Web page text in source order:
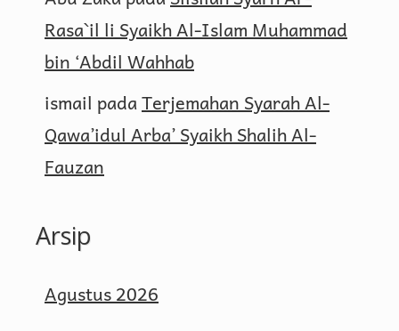
Rasa`il li Syaikh Al-Islam Muhammad
bin ‘Abdil Wahhab
ismail padaTerjemahan Syarah Al-
Qawa’idul Arba’ Syaikh Shalih Al-
Fauzan
Arsip
Agustus 2026